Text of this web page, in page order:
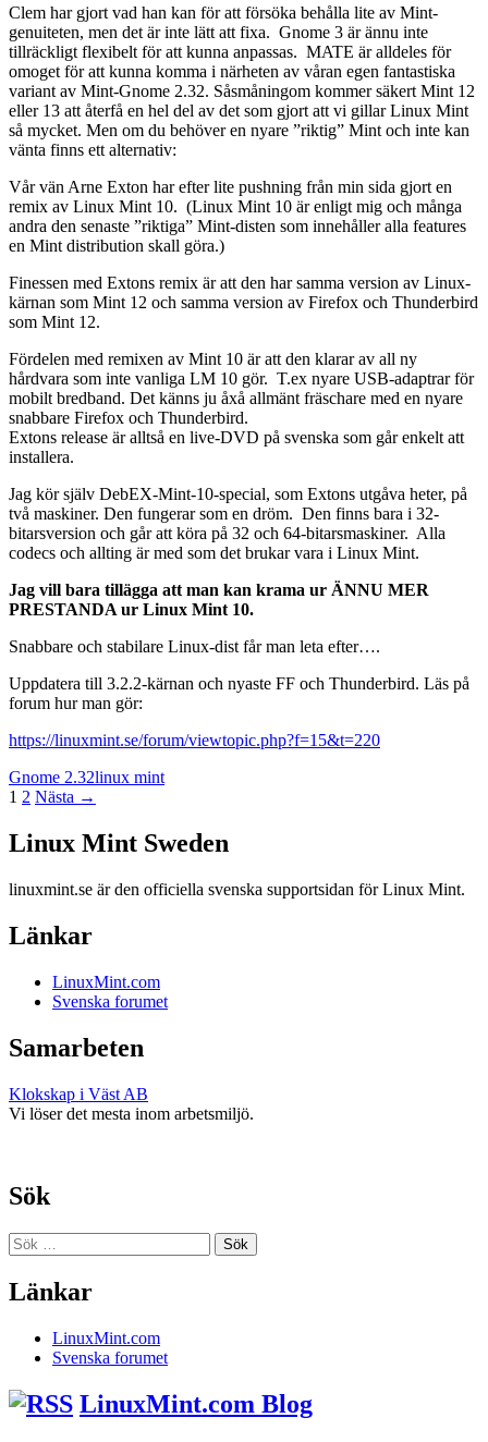
Clem har gjort vad han kan för att försöka behålla lite av Mint-
genuiteten, men det är inte lätt att fixa. Gnome 3 är ännu inte
tillräckligt flexibelt för att kunna anpassas. MATE är alldeles för
omoget för att kunna komma i närheten av våran egen fantastiska
variant av Mint-Gnome 2.32. Såsmåningom kommer säkert Mint 12
eller 13 att återfå en hel del av det som gjort att vi gillar Linux Mint
så mycket. Men om du behöver en nyare ”riktig” Mint och inte kan
vänta finns ett alternativ:
Vår vän Arne Exton har efter lite pushning från min sida gjort en
remix av Linux Mint 10. (Linux Mint 10 är enligt mig och många
andra den senaste ”riktiga” Mint-disten som innehåller alla features
en Mint distribution skall göra.)
Finessen med Extons remix är att den har samma version av Linux-
kärnan som Mint 12 och samma version av Firefox och Thunderbird
som Mint 12.
Fördelen med remixen av Mint 10 är att den klarar av all ny
hårdvara som inte vanliga LM 10 gör. T.ex nyare USB-adaptrar för
mobilt bredband. Det känns ju åxå allmänt fräschare med en nyare
snabbare Firefox och Thunderbird.
Extons release är alltså en live-DVD på svenska som går enkelt att
installera.
Jag kör själv DebEX-Mint-10-special, som Extons utgåva heter, på
två maskiner. Den fungerar som en dröm. Den finns bara i 32-
bitarsversion och går att köra på 32 och 64-bitarsmaskiner. Alla
codecs och allting är med som det brukar vara i Linux Mint.
Jag vill bara tillägga att man kan krama ur ÄNNU MER
PRESTANDA ur Linux Mint 10.
Snabbare och stabilare Linux-dist får man leta efter….
Uppdatera till 3.2.2-kärnan och nyaste FF och Thunderbird. Läs på
forum hur man gör:
https://linuxmint.se/forum/viewtopic.php?f=15&t=220
Gnome 2.32linux mint
Inläggsnavigering
1 2 Nästa →
Linux Mint Sweden
linuxmint.se är den officiella svenska supportsidan för Linux Mint.
Länkar
LinuxMint.com
Svenska forumet
Samarbeten
Klokskap i Väst AB
Vi löser det mesta inom arbetsmiljö.
Sök
Sök
efter:
Länkar
LinuxMint.com
Svenska forumet
LinuxMint.com Blog